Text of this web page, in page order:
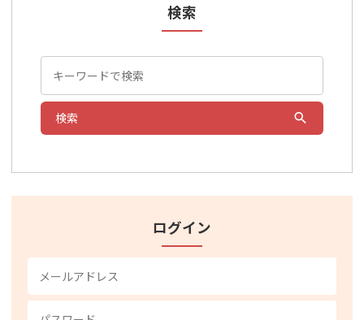
検索
検索
ログイン